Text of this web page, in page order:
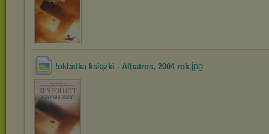
!okładka książki - Albatros, 2004 rok.jpg